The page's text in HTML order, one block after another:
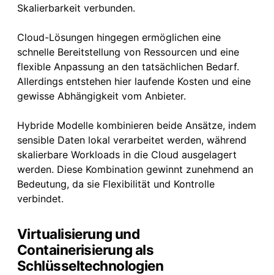
Skalierbarkeit verbunden.
Cloud-Lösungen hingegen ermöglichen eine
schnelle Bereitstellung von Ressourcen und eine
flexible Anpassung an den tatsächlichen Bedarf.
Allerdings entstehen hier laufende Kosten und eine
gewisse Abhängigkeit vom Anbieter.
Hybride Modelle kombinieren beide Ansätze, indem
sensible Daten lokal verarbeitet werden, während
skalierbare Workloads in die Cloud ausgelagert
werden. Diese Kombination gewinnt zunehmend an
Bedeutung, da sie Flexibilität und Kontrolle
verbindet.
Virtualisierung und
Containerisierung als
Schlüsseltechnologien